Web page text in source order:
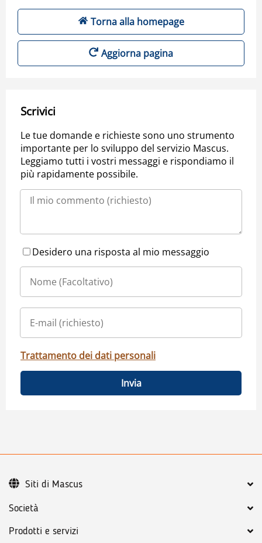
Torna alla homepage
Aggiorna pagina
Scrivici
Le tue domande e richieste sono uno strumento
importante per lo sviluppo del servizio Mascus.
Leggiamo tutti i vostri messaggi e rispondiamo il
più rapidamente possibile.
Desidero una risposta al mio messaggio
Trattamento dei dati personali
Invia
Società
Prodotti e servizi
Siti di Mascus